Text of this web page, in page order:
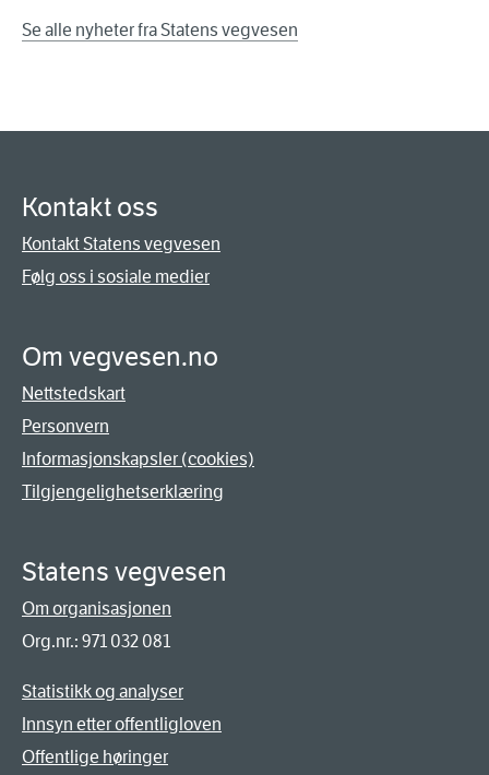
Se alle nyheter fra Statens vegvesen
Kontakt oss
Kontakt Statens vegvesen
Følg oss i sosiale medier
Om vegvesen.no
Nettstedskart
Personvern
Informasjonskapsler (cookies)
Tilgjengelighetserklæring
Statens vegvesen
Om organisasjonen
Org.nr.: 971 032 081
Statistikk og analyser
Innsyn etter offentligloven
Offentlige høringer